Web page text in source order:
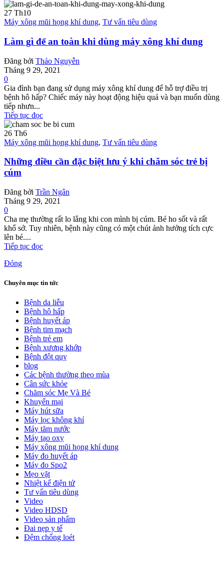
27 Th10
Máy xông mũi họng khí dung, Tư vấn tiêu dùng
Làm gì để an toàn khi dùng máy xông khí dung
Đăng bởi Thảo Nguyễn
Tháng 9 29, 2021
0
Gia đình bạn đang sử dụng máy xông khí dung để hỗ trợ điều trị
bệnh hô hấp? Chiếc máy này hoạt động hiệu quả và bạn muốn dùng
tiếp nhưn...
Tiếp tục đọc
26 Th6
Máy xông mũi họng khí dung, Tư vấn tiêu dùng
Những điều cần đặc biệt lưu ý khi chăm sóc trẻ bị
cúm
Đăng bởi Trần Ngân
Tháng 9 29, 2021
0
Cha mẹ thường rất lo lắng khi con mình bị cúm. Bé ho sốt và rất
khổ sở. Tuy nhiên, bệnh này cũng có một chút ảnh hưởng tích cực
lên bé....
Tiếp tục đọc
Đóng
Chuyên mục tin tức
Bệnh da liễu
Bệnh hô hấp
Bệnh huyết áp
Bệnh tim mạch
Bệnh trẻ em
Bệnh xương khớp
Bệnh đột quỵ
blog
Các bệnh thường theo mùa
Cân sức khỏe
Chăm sóc Mẹ Và Bé
Khuyến mại
Máy hút sữa
Máy lọc không khí
Máy tăm nước
Máy tạo oxy
Máy xông mũi họng khí dung
Máy đo huyết áp
Máy đo Spo2
Mẹo vặt
Nhiệt kế điện tử
Tư vấn tiêu dùng
Video
Video HDSD
Video sản phẩm
Đai nẹp y tế
Đệm chống loét